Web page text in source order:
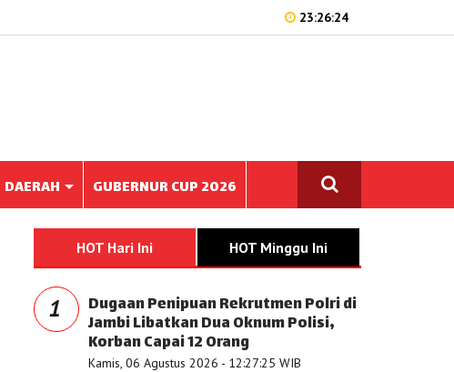
23:26:24
DAERAH GUBERNUR CUP 2026
HOT Hari Ini HOT Minggu Ini
1 Dugaan Penipuan Rekrutmen Polri di
Jambi Libatkan Dua Oknum Polisi,
Korban Capai 12 Orang
Kamis, 06 Agustus 2026 - 12:27:25 WIB